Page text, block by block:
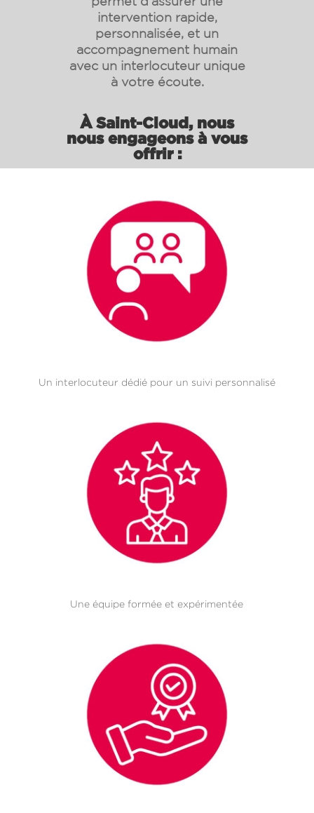
intervention rapide,
personnalisée, et un
accompagnement humain
avec un interlocuteur unique
à votre écoute.
À Saint-Cloud, nous
nous engageons à vous
offrir :
Un interlocuteur dédié pour un suivi personnalisé
Une équipe formée et expérimentée